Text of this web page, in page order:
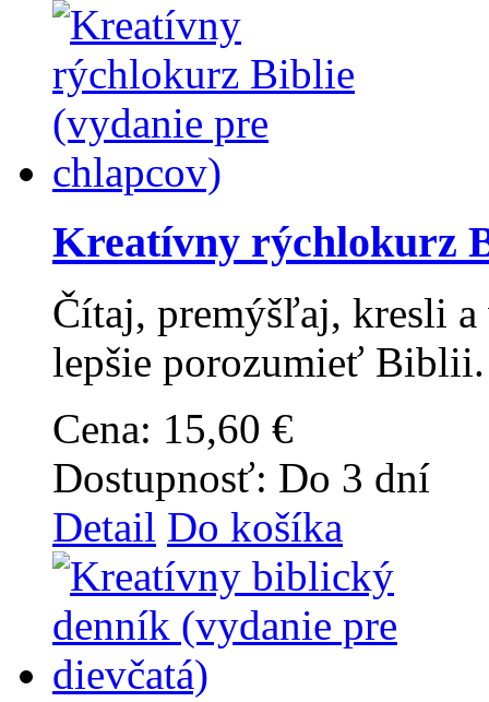
Kreatívny rýchlokurz
Čítaj, premýšľaj, kresli
lepšie porozumieť Biblii.
Cena: 15,60 €
Dostupnosť: Do 3 dní
Detail Do košíka